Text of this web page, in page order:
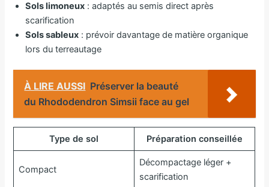
Sols limoneux : adaptés au semis direct après
scarification
Sols sableux : prévoir davantage de matière organique
lors du terreautage
À LIRE AUSSI Préserver la beauté
du Rhododendron Simsii face au gel
Type de sol Préparation conseillée
Compact
Décompactage léger +
scarification